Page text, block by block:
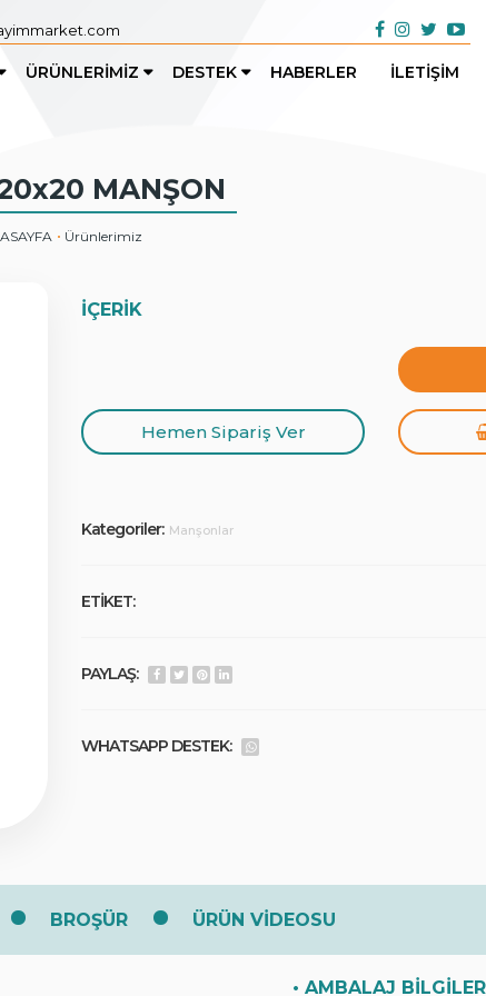
ÜRÜNLERİMİZ
Tarla Sulama
Damlama Sulama
DESTEK HABERLER İLETİŞİM
Sepet
MANŞON
Ürünlerimiz
İÇERİK
Hemen Sipariş Ver
Kategoriler: Manşonlar
ETİKET:
PAYLAŞ:
WHATSAPP DESTEK:
BROŞÜR ÜRÜN VİDEOSU
• AMBALAJ